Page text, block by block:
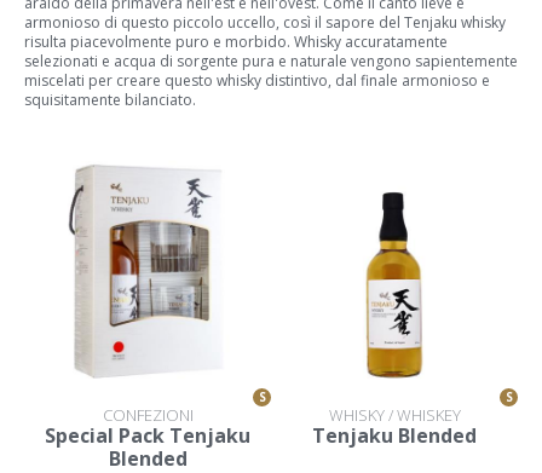
armonioso di questo piccolo uccello, così il sapore del Tenjaku whisky
risulta piacevolmente puro e morbido. Whisky accuratamente
selezionati e acqua di sorgente pura e naturale vengono sapientemente
miscelati per creare questo whisky distintivo, dal finale armonioso e
squisitamente bilanciato.
S
CONFEZIONI
Special Pack Tenjaku
Blended
S
WHISKY / WHISKEY
Tenjaku Blended